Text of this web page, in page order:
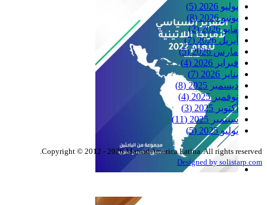
يوليو 2026
(5)
يونيو 2026
(8)
مايو 2026
(2)
أبريل 2026
(7)
مارس 2026
(5)
فبراير 2026
(4)
يناير 2026
(7)
ديسمبر 2025
(8)
نوفمبر 2025
(4)
أكتوبر 2025
(3)
سبتمبر 2025
(11)
يوليو 2025
(5)
Copyright © 2012 - 2026 Marsad America Latina. All rights reserved.
Designed by solistarp.com